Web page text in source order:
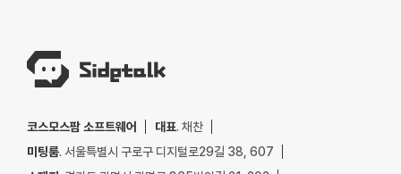
코스모스팜 소프트웨어 대표. 채찬
미팅룸. 서울특별시 구로구 디지털로29길 38, 607